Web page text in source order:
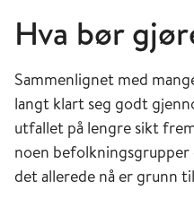
dødsfall som følge
antall
enn forventet
reelle endringer i
rapportering som
elektronisk
Hva bør
Sammenlignet med
langt klart seg godt
utfallet på lengre sikt
noen
det allerede nå er grunn